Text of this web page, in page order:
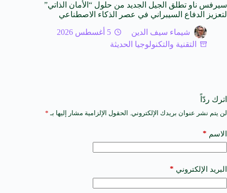
سيرفس ناو تطلق الجيل الجديد من حلول “الأمان الذاتي”
لتعزيز الدفاع السيبراني في عصر الذكاء الاصطناعي
شيماء سيف الدين
5 أغسطس 2026
التقنية والتكنولوجيا الحديثة
اترك ردّاً
لن يتم نشر عنوان بريدك الإلكتروني. الحقول الإلزامية مشار إليها بـ *
الاسم *
البريد الإلكتروني *
A
t
e
a
t
i